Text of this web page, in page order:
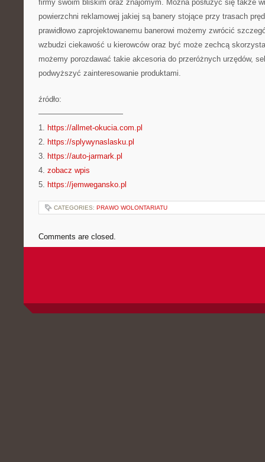
firmy swoim bliskim oraz znajomym. Można posłużyć się także
powierzchni reklamowej jakiej są banery stojące przy trasach
prawidłowo zaprojektowanemu banerowi możemy zwrócić
wzbudzi ciekawość u kierowców oraz być może zechcą
możemy porozdawać takie akcesoria do przeróżnych urzędów,
podwyższyć zainteresowanie produktami.
źródło:
———————————
1. https://allmet-okucia.com.pl
2. https://splywynaslasku.pl
3. https://auto-jarmark.pl
4. zobacz wpis
5. https://jemwegansko.pl
CATEGORIES: PRAWO WOLONTARIATU
Comments are closed.